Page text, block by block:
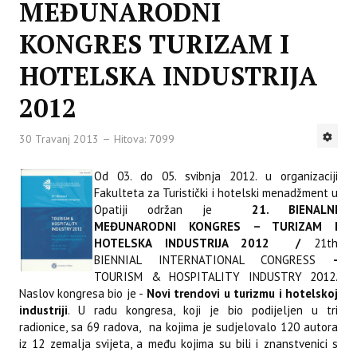
MEĐUNARODNI
KONGRES TURIZAM I
HOTELSKA INDUSTRIJA
2012
30 Travanj 2013 Hitova: 7099
Od 03. do 05. svibnja 2012. u organizaciji
Fakulteta za Turistički i hotelski menadžment u
Opatiji održan je 21. BIENALNI
MEĐUNARODNI KONGRES – TURIZAM I
HOTELSKA INDUSTRIJA 2012 / 21th
BIENNIAL INTERNATIONAL CONGRESS -
TOURISM & HOSPITALITY INDUSTRY 2012.
Naslov kongresa bio je - Novi trendovi u turizmu i hotelskoj
industriji. U radu kongresa, koji je bio podijeljen u tri
radionice, sa 69 radova, na kojima je sudjelovalo 120 autora
iz 12 zemalja svijeta, a među kojima su bili i znanstvenici s